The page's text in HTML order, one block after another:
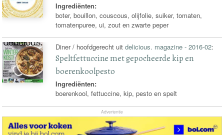
Ingrediënten:
boter, bouillon, couscous, olijfolie, suiker, tomaten,
tomatenpuree, ui, zout en zwarte peper
Diner / hoofdgerecht uitdelicious. magazine - 2016-02:
Speltfettuccine met gepocheerde kip en
boerenkoolpesto
Ingrediënten:
boerenkool, fettuccine, kip, pesto en spelt
Advertentie